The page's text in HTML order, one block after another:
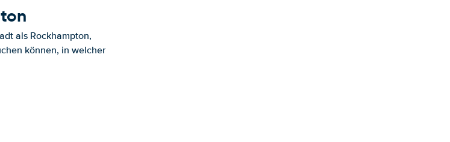
als Rockhampton,
können, in welcher